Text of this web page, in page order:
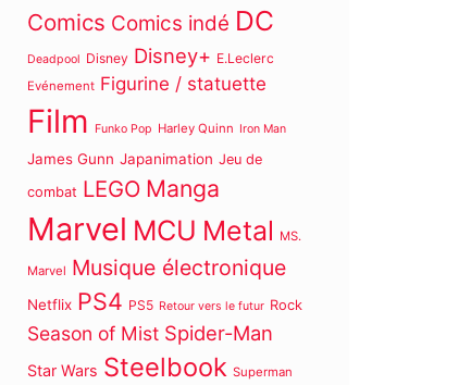
Comics Comics indé DC
Deadpool Disney Disney+ E.Leclerc
Evénement Figurine / statuette
Film Funko Pop Harley Quinn Iron Man
James Gunn Japanimation Jeu de
combat LEGO Manga
Marvel MCU Metal MS.
Marvel Musique électronique
Netflix PS4 PS5 Retour vers le futur Rock
Season of Mist Spider-Man
Star Wars Steelbook Superman